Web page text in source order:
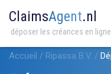
ClaimsAgent.nl
déposer les créances en ligne
Accueil / Ripassa B.V. /